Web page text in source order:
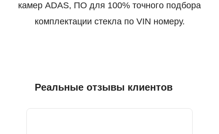
камер ADAS, ПО для 100% точного подбора
комплектации стекла по VIN номеру.
Реальные отзывы клиентов